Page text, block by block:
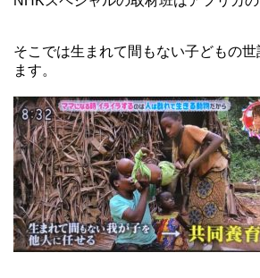
そこでは生まれて間もない子どもの
ます。